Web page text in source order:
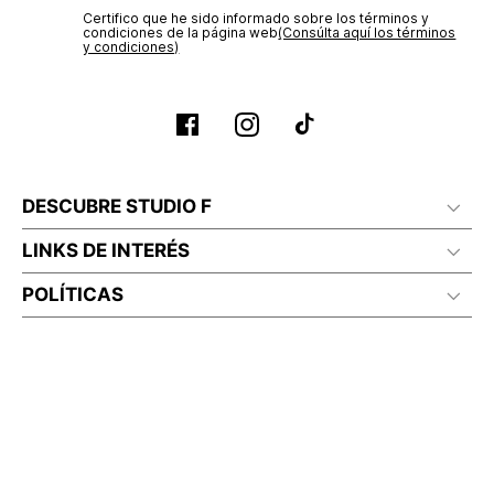
Certifico que he sido informado sobre los términos y
condiciones de la página web‎(Consúlta aquí los términos
y condiciones)
DESCUBRE STUDIO F
LINKS DE INTERÉS
POLÍTICAS